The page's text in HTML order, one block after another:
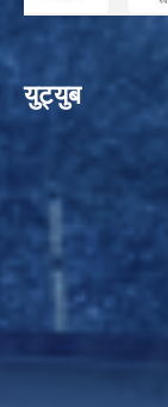
युट्युब